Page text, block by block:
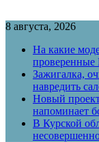
8 августа, 2026
На какие
проверенные
Зажигалка,
навредить
Новый
напоминает
В Курской